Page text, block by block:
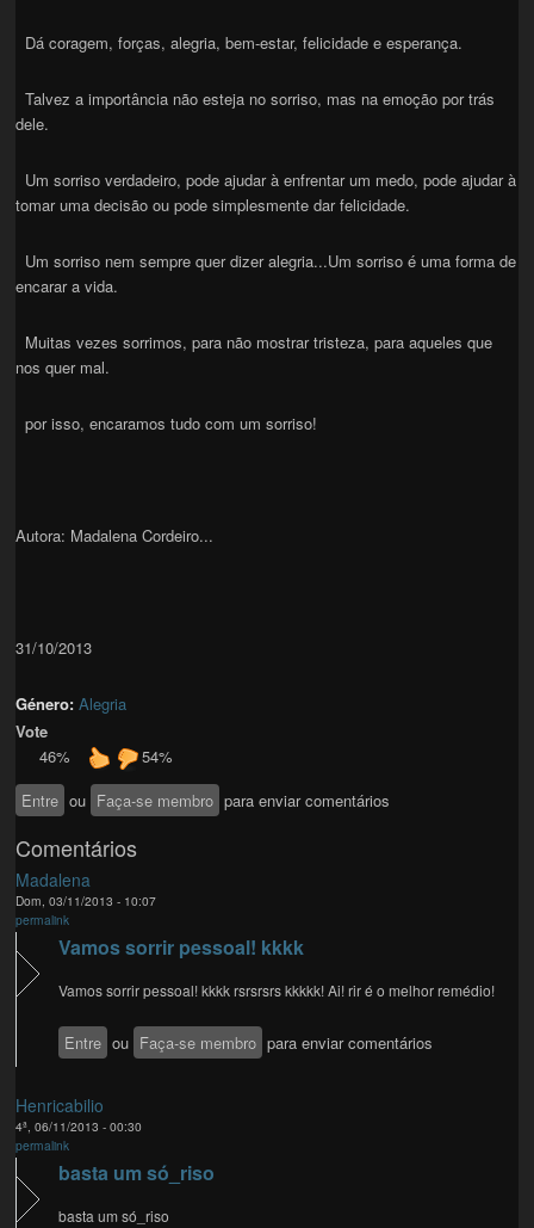
Dá coragem, forças, alegria, bem-estar, felicidade e esperança.
Talvez a importância não esteja no sorriso, mas na emoção por trás
dele.
Um sorriso verdadeiro, pode ajudar à enfrentar um medo, pode ajudar à
tomar uma decisão ou pode simplesmente dar felicidade.
Um sorriso nem sempre quer dizer alegria...Um sorriso é uma forma de
encarar a vida.
Muitas vezes sorrimos, para não mostrar tristeza, para aqueles que
nos quer mal.
por isso, encaramos tudo com um sorriso!
Autora: Madalena Cordeiro...
31/10/2013
Género:Alegria
Vote
46%
54%
Entre ou Faça-se membro para enviar comentários
Comentários
Madalena
Dom, 03/11/2013 - 10:07
permalink
Vamos sorrir pessoal! kkkk
Vamos sorrir pessoal! kkkk rsrsrsrs kkkkk! Ai! rir é o melhor remédio!
Entre ou Faça-se membro para enviar comentários
Henricabilio
4ª, 06/11/2013 - 00:30
permalink
basta um só_riso
basta um só_riso